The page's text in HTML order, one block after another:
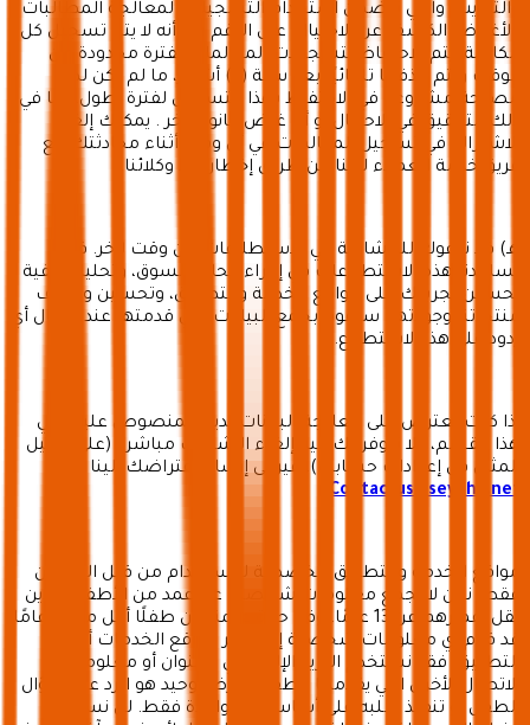
والتدريب، والتي تتضمن استخدام التسجيلات لمعالجة المطالبات
ولأغراض الكشف عن الاحتيال. على الرغم من أنه لا يتم تسجيل كل
مكالمة، يتم الاحتفاظ بتسجيلات المكالمات لفترة محدودة من
الوقت ويتم حذفها تلقائيًا بعد ستة (6) أشهر، ما لم تكن لدينا
مصلحة مشروعة في الاحتفاظ بهذا التسجيل لفترة أطول، بما في
ذلك التحقيق في الاحتيال أو أي غرض قانوني آخر . يمكنك إلغاء
الاشتراك في تسجيل المكالمات في أي وقت أثناء محادثتك مع
فريق خدمة العملاء لدينا عن طريق إخطار أحد وكلائنا.
هـ) قد ندعوك للمشاركة في الاستطلاعات من وقت لآخر. قد
تساعدنا هذه الاستطلاعات في إجراء أبحاث السوق، وتحليل كيفية
تحسين تجربتك على مواقع الخدمة والتطبيق، وتحسين وظائف
منتجاتنا وجودتها. سنقوم بجمع البيانات التي قدمتها عند إرسال أي
ردود على هذا الاستطلاع.
إذا كنت تعترض على معالجة البيانات لدينا المنصوص عليها في
هذا القسم، ولا تتوفر لك آلية إلغاء الاشتراك مباشرة (على سبيل
المثال في إعدادات حسابك)، فيرجى إرسال اعتراضك إلينا على
Contactus@seyaha.net
مواقع الخدمة والتطبيق مخصصة للاستخدام من قبل البالغين
فقط. نحن لا نجمع معلومات شخصية عن عمد من الأطفال الذين
تقل أعمارهم عن 13 عامًا. وفي حالة علمنا بأن طفلًا أقل من 13 عامًا
قد قدم أي معلومات شخصية إلينا عبر مواقع الخدمات أو
التطبيق، فقد نستخدم البريد الإلكتروني العنوان أو معلومات
الاتصال الأخرى التي يقدمها الطفل لغرض وحيد هو الرد على سؤال
الطفل أو تنفيذ طلبه على أساس مرة واحدة فقط. لن نستخدم